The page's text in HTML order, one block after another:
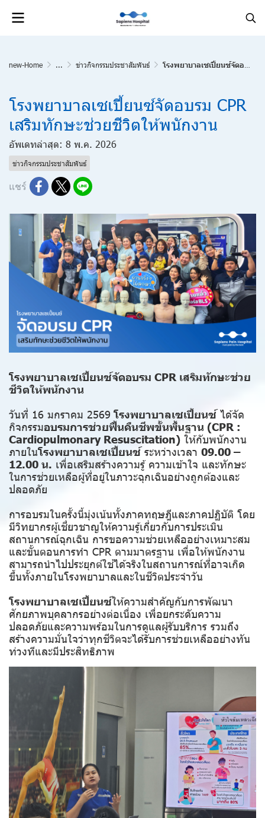
new-Home ... ข่าวกิจกรรมประชาสัมพันธ์ โรงพยาบาลเซเปี้ยนซ์จัดอบรม CPR เสริมทักษะช่วยชีวิตให้พนักงาน
โรงพยาบาลเซเปี้ยนซ์จัดอบรม CPR
เสริมทักษะช่วยชีวิตให้พนักงาน
อัพเดทล่าสุด: 8 พ.ค. 2026
ข่าวกิจกรรมประชาสัมพันธ์
แชร์
โรงพยาบาลเซเปี้ยนซ์จัดอบรม CPR เสริมทักษะช่วย
ชีวิตให้พนักงาน
วันที่ 16 มกราคม 2569 โรงพยาบาลเซเปี้ยนซ์ได้จัด
กิจกรรมอบรมการช่วยฟื้นคืนชีพขั้นพื้นฐาน (CPR :
Cardiopulmonary Resuscitation) ให้กับพนักงาน
ภายในโรงพยาบาลเซเปี้ยนซ์ระหว่างเวลา 09.00 –
12.00 น. เพื่อเสริมสร้างความรู้ ความเข้าใจ และทักษะ
ในการช่วยเหลือผู้ที่อยู่ในภาวะฉุกเฉินอย่างถูกต้องและ
ปลอดภัย
การอบรมในครั้งนี้มุ่งเน้นทั้งภาคทฤษฎีและภาคปฏิบัติ โดย
มีวิทยากรผู้เชี่ยวชาญให้ความรู้เกี่ยวกับการประเมิน
สถานการณ์ฉุกเฉิน การขอความช่วยเหลืออย่างเหมาะสม
และขั้นตอนการทำ CPR ตามมาตรฐาน เพื่อให้พนักงาน
สามารถนำไปประยุกต์ใช้ได้จริงในสถานการณ์ที่อาจเกิด
ขึ้นทั้งภายในโรงพยาบาลและในชีวิตประจำวัน
โรงพยาบาลเซเปี้ยนซ์ให้ความสำคัญกับการพัฒนา
ศักยภาพบุคลากรอย่างต่อเนื่อง เพื่อยกระดับความ
ปลอดภัยและความพร้อมในการดูแลผู้รับบริการ รวมถึง
สร้างความมั่นใจว่าทุกชีวิตจะได้รับการช่วยเหลืออย่างทัน
ท่วงทีและมีประสิทธิภาพ